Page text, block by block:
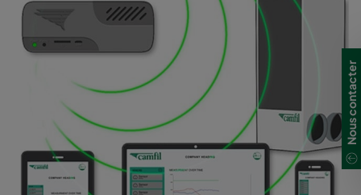
Nous contacter